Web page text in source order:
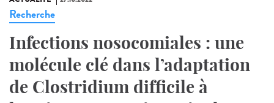
Recherche
Infections nosocomiales : une
molécule clé dans l’adaptation
de Clostridium difficile à